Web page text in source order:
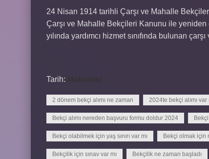
24 Nisan 1914 tarihli Çarşı ve Mahalle
Çarşı ve Mahalle Bekçileri Kanunu ile yeniden
yılında yardımcı hizmet sınıfında bulunan
Tarih: Makaleler
2 dönem bekçi alımı ne zaman 2024te bekçi alımı var
Bekçi alımı nereden başvuru formu doldur 2024
Bekçi olabilmek için yaş sınırı var mı Bekçi olmak için
Bekçilik için sınav var mı Bekçilik ne zaman başladı